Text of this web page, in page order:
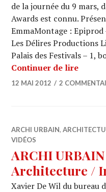
de la journée du 9 mars,
Awards est connu.
EmmaMontage :
Les Délires Productions
Palais des Festivals – 1,
Continuer de lire
12 MAI 2012 2
ARCHI URBAIN,
VIDÉOS
ARCHI
Architecture /
Xavier De Wil du bureau